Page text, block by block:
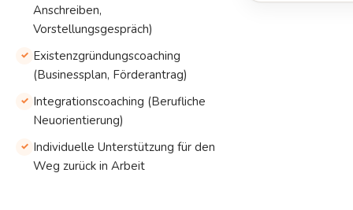
Anschreiben,
Vorstellungsgespräch)
Existenzgründungscoaching
(Businessplan, Förderantrag)
Integrationscoaching (Berufliche
Neuorientierung)
Individuelle Unterstützung für den
Weg zurück in Arbeit